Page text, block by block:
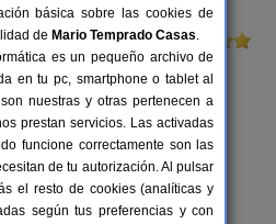
de Calbinya
2-14 pers.
desde 23 €
Tárrega
Rural
básica sobre las cookies de
de Mario Temprado Casas.
es un pequeño archivo de
en tu pc, smartphone o tablet al
nuestras y otras pertenecen a
prestan servicios. Las activadas
funcione correctamente son las
de tu autorización. Al pulsar
el resto de cookies (analíticas y
según tus preferencias y con